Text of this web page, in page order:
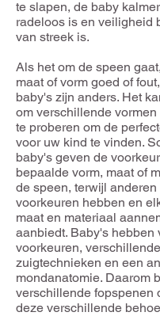
te slapen, de baby
radeloos is en veiligheid
van streek is. ​
Als het om de speen
maat of vorm goed of
baby's zijn anders. Het
om verschillende
te proberen om de
voor uw kind te vinden.
baby's geven de
bepaalde vorm, maat of
de speen, terwijl anderen
voorkeuren hebben en
maat en materiaal
aanbiedt. Baby's hebben
voorkeuren, verschillende
zuigtechnieken en een
mondanatomie. Daarom
verschillende fopspenen
deze verschillende